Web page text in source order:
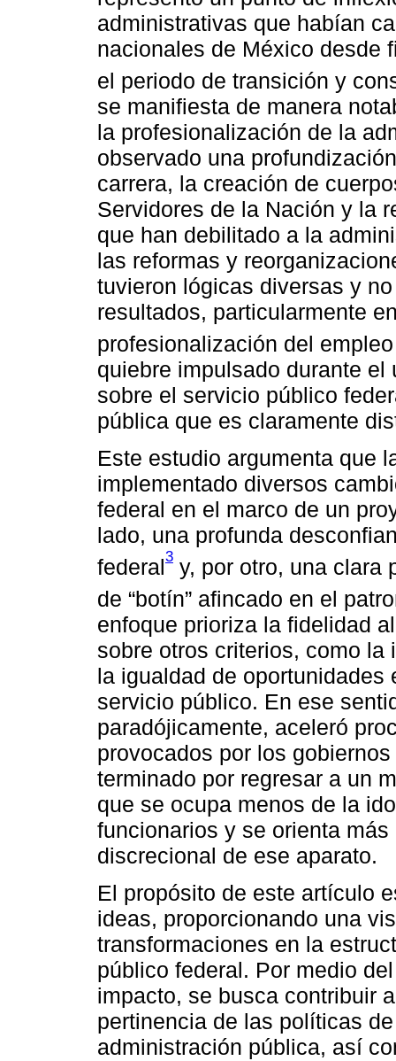
administrativas que habían
nacionales de México desde
el periodo de transición y
se manifiesta de manera
la profesionalización de la
observado una
carrera, la creación de
Servidores de la Nación y la
que han debilitado a la
las reformas y
tuvieron lógicas diversas y
resultados, particularmente
profesionalización del
quiebre impulsado durante
sobre el servicio público
pública que es claramente
Este estudio argumenta que
implementado diversos
federal en el marco de un
lado, una profunda
federal3 y, por otro, una clara
de “botín” afincado en el
enfoque prioriza la fidelidad
sobre otros criterios, como
la igualdad de
servicio público. En ese
paradójicamente, aceleró
provocados por los
terminado por regresar a un
que se ocupa menos de la
funcionarios y se orienta
discrecional de ese aparato.
El propósito de este artículo
ideas, proporcionando una
transformaciones en la
público federal. Por medio
impacto, se busca contribuir
pertinencia de las políticas
administración pública, así